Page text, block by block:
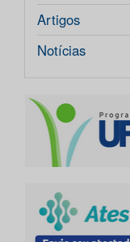
Artigos
Notícias